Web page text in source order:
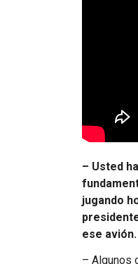
– Usted
jugando
ese avión.
– Algunos